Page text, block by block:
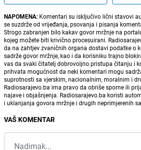
NAPOMENA: Komentari su isključivo lični stavovi
se suzdrže od vrijeđanja, psovanja i pisanja
Strogo zabranjen bilo kakav govor mržnje na
kojeg možete biti krivično procesuirani.
da na zahtjev zvaničnih organa dostavi podatke o
sadrže govor mržnje, kao i da korisniku trajno
vas da svaki čitatelj dobrovoljno pristupa čitanju i
prihvata mogućnost da neki komentari mogu
suprotnosti sa vjerskim, nacionalnim, moralnim i
Radiosarajevo.ba ima pravo da obriše sporne ili
najave i objašnjenja. Radiosarajevo.ba koristi
i uklanjanja govora mržnje i drugih neprimjerenih
VAŠ KOMENTAR